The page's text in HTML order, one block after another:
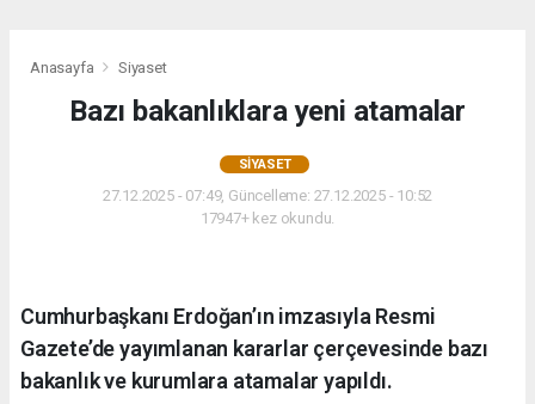
Anasayfa Siyaset
Bazı bakanlıklara yeni atamalar
SIYASET
27.12.2025 - 07:49, Güncelleme: 27.12.2025 - 10:52
17947+ kez okundu.
Cumhurbaşkanı Erdoğan’ın imzasıyla Resmi
Gazete’de yayımlanan kararlar çerçevesinde bazı
bakanlık ve kurumlara atamalar yapıldı.